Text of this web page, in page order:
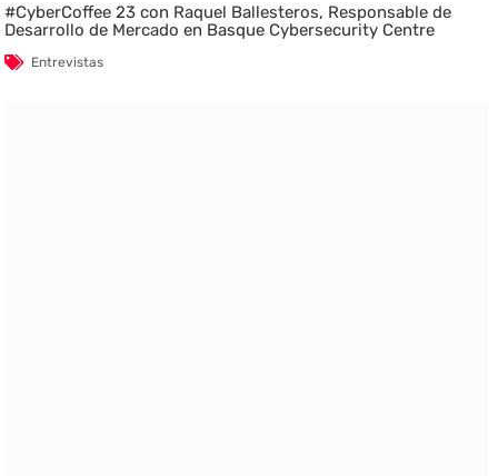
#CyberCoffee 23 con Raquel Ballesteros, Responsable de
Desarrollo de Mercado en Basque Cybersecurity Centre
Entrevistas